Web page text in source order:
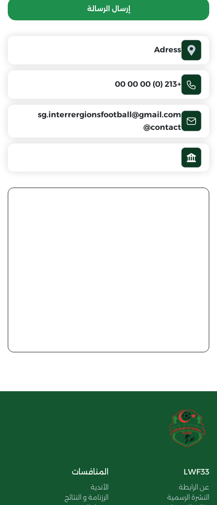
إرسال الرسالة
Adress
+213 (0) 00 00 00
sg.interrergionsfootball@gmail.com
contact@
LWF33
عن الرابطة
النشرة الرسمية
المنافسات
الأندية
الرزنامة و النتائج